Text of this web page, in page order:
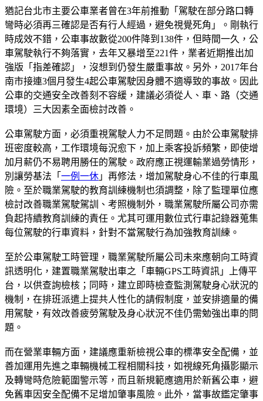
猶記台北市主要公車業者曾在3年前推動「駕駛在部分路口轉
彎時必須再三確認是否有行人經過，避免視覺死角」。剛執行
時成效不錯，公車事故數從200件降到138件，但時間一久，公
車駕駛執行不夠落實，去年又暴增至221件，業者近期推出加
強版「指差確認」，沒想到仍發生嚴重事故。另外，2017年台
南市接連3個月發生4起公車駕駛因身體不適導致的事故。因此
公車的交通安全改善刻不容緩，建議必須從人、車、路（交通
環境）三大因素全面檢討改善。
公車駕駛方面，必須重視駕駛人力不足問題。由於公車駕駛排
班密度較高，工作環境每況愈下，加上乘客投訴頻繁，即使增
加月薪仍不易聘用勝任的駕駛。政府應正視運輸業過勞情形，
別讓勞基法「 一例一休 」再修法，增加駕駛身心不佳的行車風
險。至於職業駕駛的教育訓練機制也須調整，除了監理單位應
檢討改善職業駕駛駕訓、考照機制外，職業駕駛所屬公司亦需
負起持續教育訓練的責任。尤其可運用數位式行車記錄器蒐集
每位駕駛的行車資料，針對不當駕駛行為加強教育訓練。
至於公車駕駛工時管理，職業駕駛所屬公司未來應朝向工時資
訊透明化，建置職業駕駛出車之「車輛GPS工時資訊」上傳平
台，以供查詢檢核；同時，建立即時檢查監測駕駛身心狀況的
機制，在排班派遣上提共人性化的請假制度，並安排適量的備
用駕駛，有效改善疲勞駕駛及身心狀況不佳仍需勉強出車的問
題。
而在營業車輛方面，建議應重新檢視公車的標準安全配備，並
善加運用先進之車輛機械工程相關科技，如視線死角攝影顯示
及轉彎時危險範圍警示等，而且新規範應適用於新舊公車，避
免舊車因安全配備不足增加肇事風險。此外，當事故鑑定肇事